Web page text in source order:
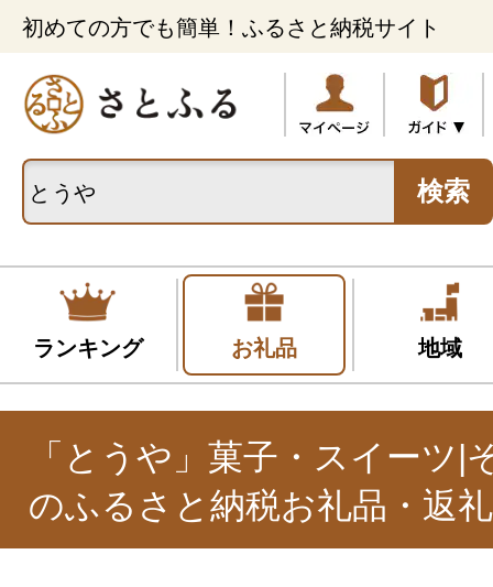
初めての方でも簡単！ふるさと納税サイト
検索
ランキング お礼品 地域
「とうや」菓子・スイーツ|
のふるさと納税お礼品・返